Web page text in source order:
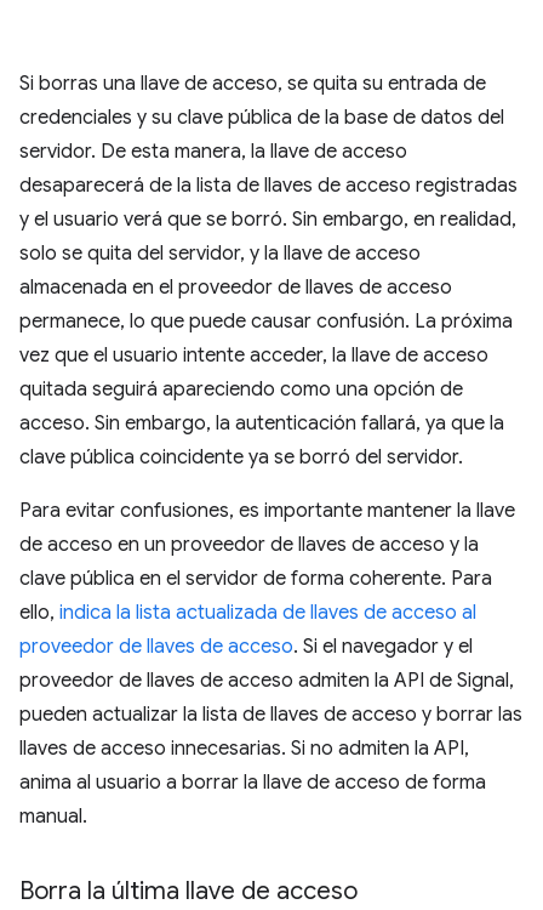
Si borras una llave de acceso, se quita su entrada de
credenciales y su clave pública de la base de datos del
servidor. De esta manera, la llave de acceso
desaparecerá de la lista de llaves de acceso registradas
y el usuario verá que se borró. Sin embargo, en realidad,
solo se quita del servidor, y la llave de acceso
almacenada en el proveedor de llaves de acceso
permanece, lo que puede causar confusión. La próxima
vez que el usuario intente acceder, la llave de acceso
quitada seguirá apareciendo como una opción de
acceso. Sin embargo, la autenticación fallará, ya que la
clave pública coincidente ya se borró del servidor.
Para evitar confusiones, es importante mantener la llave
de acceso en un proveedor de llaves de acceso y la
clave pública en el servidor de forma coherente. Para
ello, indica la lista actualizada de llaves de acceso al
proveedor de llaves de acceso. Si el navegador y el
proveedor de llaves de acceso admiten la API de Signal,
pueden actualizar la lista de llaves de acceso y borrar las
llaves de acceso innecesarias. Si no admiten la API,
anima al usuario a borrar la llave de acceso de forma
manual.
Borra la última llave de acceso